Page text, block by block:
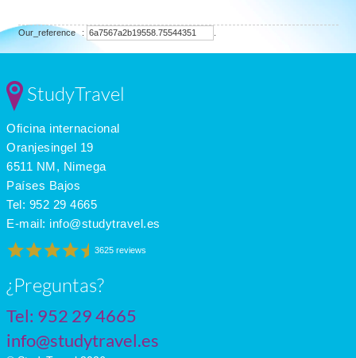
Our_reference :
StudyTravel
Oficina internacional
Oranjesingel 19
6511 NM, Nimega
Países Bajos
Tel: 952 29 4665
E-mail: info@studytravel.es
3625 reviews
¿Preguntas?
Tel: 952 29 4665
info@studytravel.es